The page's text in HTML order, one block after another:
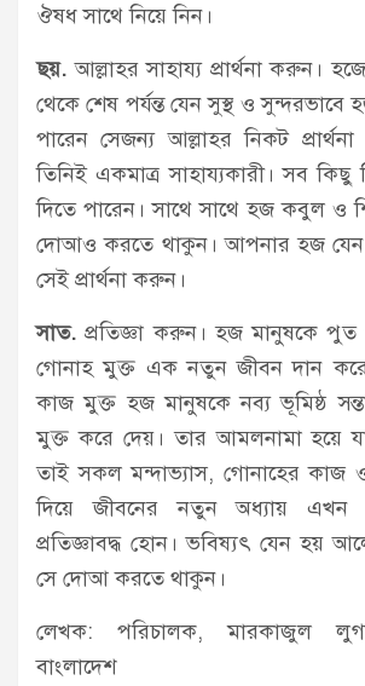
ঔষধ সাথে নিয়ে নিন।
ছয়. আল্লাহর সাহায্য প্রার্থনা করুন।
থেকে শেষ পর্যন্ত যেন সুস্থ ও
পারেন সেজন্য আল্লাহর নিকট
তিনিই একমাত্র সাহায্যকারী। সব
দিতে পারেন। সাথে সাথে হজ কবুল ও
দোআও করতে থাকুন। আপনার হজ যেন
সেই প্রার্থনা করুন।
সাত. প্রতিজ্ঞা করুন। হজ মানুষকে পুত
গোনাহ মুক্ত এক নতুন জীবন দান
কাজ মুক্ত হজ মানুষকে নব্য ভূমিষ্ঠ
মুক্ত করে দেয়। তার আমলনামা হয়ে
তাই সকল মন্দাভ্যাস, গোনাহের কাজ
দিয়ে জীবনের নতুন অধ্যায় এখন
প্রতিজ্ঞাবদ্ধ হোন। ভবিষ্যৎ যেন হয়
সে দোআ করতে থাকুন।
লেখক: পরিচালক, মারকাজুল
বাংলাদেশ